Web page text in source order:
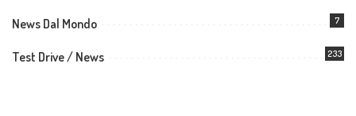
News Dal Mondo 7
Test Drive / News 233